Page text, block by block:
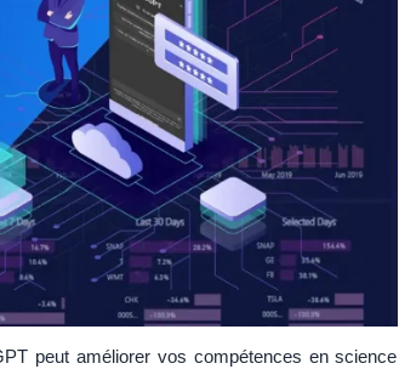
peut améliorer vos compétences en science